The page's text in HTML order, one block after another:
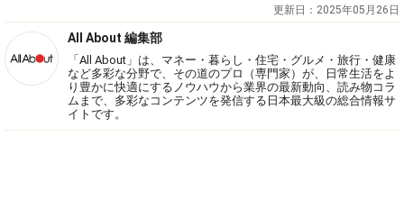
更新日： 2025年05月26日
All About 編集部
「All About」は、マネー・暮らし・住宅・グルメ・旅行・健康
など多彩な分野で、その道のプロ（専門家）が、日常生活をよ
り豊かに快適にするノウハウから業界の最新動向、読み物コラ
ムまで、多彩なコンテンツを発信する日本最大級の総合情報サ
イトです。